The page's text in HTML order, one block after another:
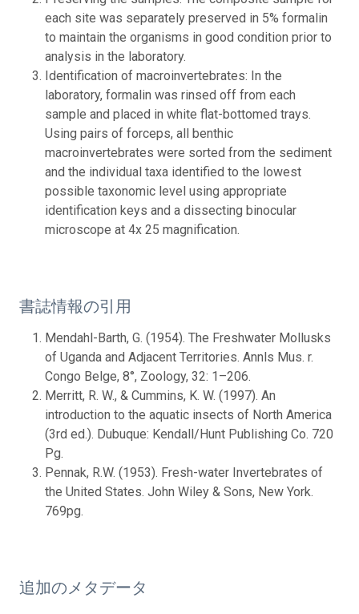
each site was separately preserved in 5% formalin
to maintain the organisms in good condition prior to
analysis in the laboratory.
Identification of macroinvertebrates: In the
laboratory, formalin was rinsed off from each
sample and placed in white flat-bottomed trays.
Using pairs of forceps, all benthic
macroinvertebrates were sorted from the sediment
and the individual taxa identified to the lowest
possible taxonomic level using appropriate
identification keys and a dissecting binocular
microscope at 4x 25 magnification.
書誌情報の引用
Mendahl-Barth, G. (1954). The Freshwater Mollusks
of Uganda and Adjacent Territories. Annls Mus. r.
Congo Belge, 8°, Zoology, 32: 1–206.
Merritt, R. W., & Cummins, K. W. (1997). An
introduction to the aquatic insects of North America
(3rd ed.). Dubuque: Kendall/Hunt Publishing Co. 720
Pg.
Pennak, R.W. (1953). Fresh-water Invertebrates of
the United States. John Wiley & Sons, New York.
769pg.
追加のメタデータ